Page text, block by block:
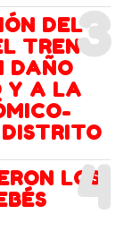
3
DEL
TREN
DAÑO
Y A LA
4
LOS